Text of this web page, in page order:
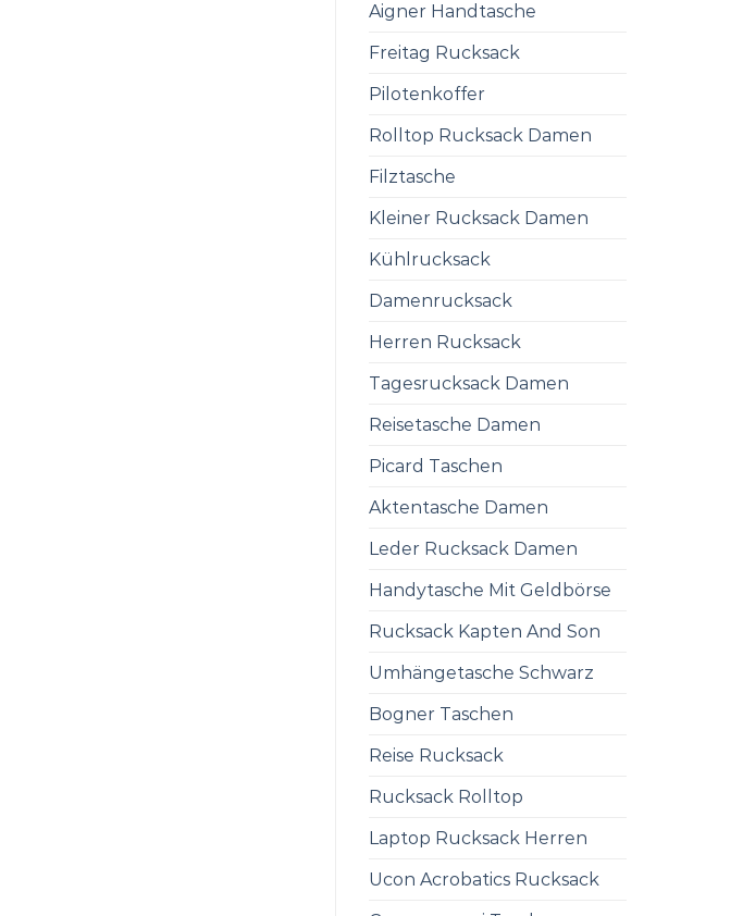
Aigner Handtasche
Freitag Rucksack
Pilotenkoffer
Rolltop Rucksack Damen
Filztasche
Kleiner Rucksack Damen
Kühlrucksack
Damenrucksack
Herren Rucksack
Tagesrucksack Damen
Reisetasche Damen
Picard Taschen
Aktentasche Damen
Leder Rucksack Damen
Handytasche Mit Geldbörse
Rucksack Kapten And Son
Umhängetasche Schwarz
Bogner Taschen
Reise Rucksack
Rucksack Rolltop
Laptop Rucksack Herren
Ucon Acrobatics Rucksack